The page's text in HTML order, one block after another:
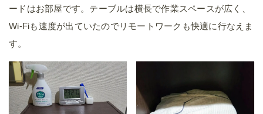
ードはお部屋です。テーブルは横長で作業スペースが広く、
Wi-Fiも速度が出ていたのでリモートワークも快適に行なえま
す。